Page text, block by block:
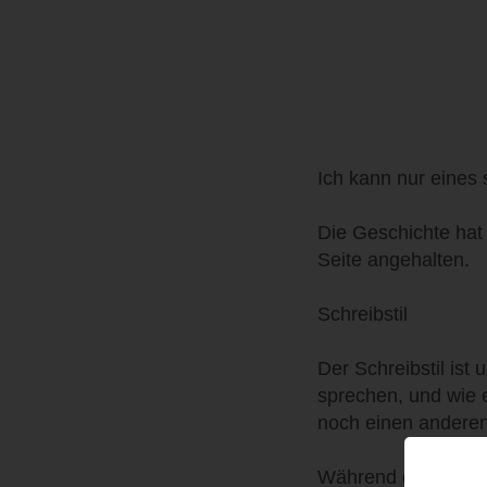
Ich kann nur eines
Die Geschichte
Seite angehalten.
Schreibstil
Der Schreibstil ist
sprechen, und wie
noch einen
Während des